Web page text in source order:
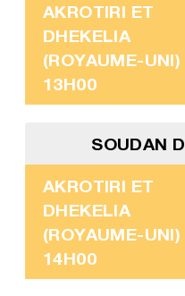
AKROTIRI ET
DHEKELIA
(ROYAUME-UNI)
13H00
SOUDAN
AKROTIRI ET
DHEKELIA
(ROYAUME-UNI)
14H00